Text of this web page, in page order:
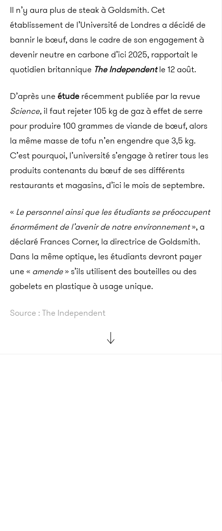
Il n’y aura plus de steak à Goldsmith. Cet
établissement de l’Université de Londres a décidé de
bannir le bœuf, dans le cadre de son engagement à
devenir neutre en carbone d’ici 2025, rapportait le
quotidien britannique The Independentle 12 août.
D’après une étude récemment publiée par la revue
Science, il faut rejeter 105 kg de gaz à effet de serre
pour produire 100 grammes de viande de bœuf, alors
la même masse de tofu n’en engendre que 3,5 kg.
C’est pourquoi, l’université s’engage à retirer tous les
produits contenants du bœuf de ses différents
restaurants et magasins, d’ici le mois de septembre.
« Le personnel ainsi que les étudiants se préoccupent
énormément de l’avenir de notre environnement», a
déclaré Frances Corner, la directrice de Goldsmith.
Dans la même optique, les étudiants devront payer
une « amende» s’ils utilisent des bouteilles ou des
gobelets en plastique à usage unique.
Source : The Independent